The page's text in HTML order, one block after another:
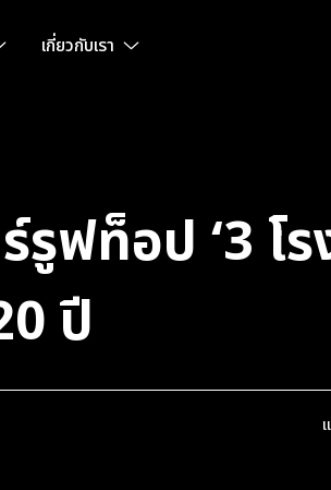
เกี่ยวกับเรา
รูฟท็อป ‘3 โร
ปี